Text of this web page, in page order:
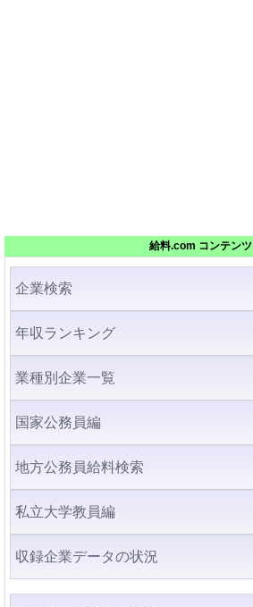
給料.com コンテンツ
企業検索
年収ランキング
業種別企業一覧
国家公務員編
地方公務員給料検索
私立大学教員編
収録企業データの状況